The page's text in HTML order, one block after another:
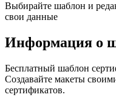
Выбирайте шаблон и
свои данные
Информация о
Бесплатный шаблон
Создавайте макеты
сертификатов.